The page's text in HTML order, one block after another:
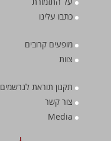
כתבו עלינו
מופעים קרובים
צוות
תקנון תוראת לנרשמים
צור קשר